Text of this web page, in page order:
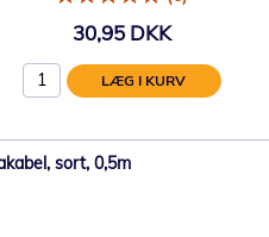
30,95 DKK
LÆG I KURV
sort, 0,5m